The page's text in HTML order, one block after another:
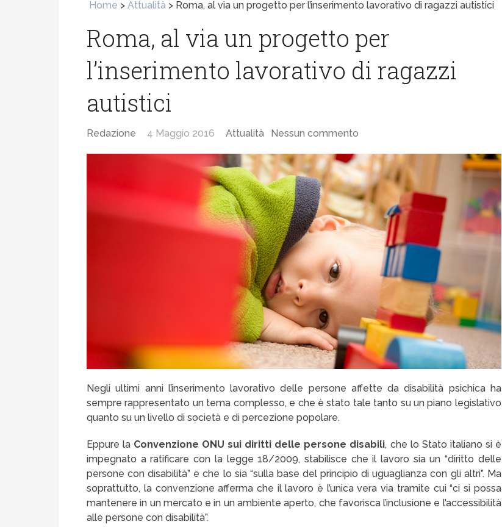
Home >Attualità > Roma, al via un progetto per l’inserimento lavorativo di ragazzi autistici
Roma, al via un progetto per
l’inserimento lavorativo di ragazzi
autistici
Redazione 4 Maggio 2016 Attualità Nessun commento
Negli ultimi anni l’inserimento lavorativo delle persone affette da disabilità psichica ha
sempre rappresentato un tema complesso, e che è stato tale tanto su un piano legislativo
quanto su un livello di società e di percezione popolare.
Eppure la Convenzione ONU sui diritti delle persone disabili, che lo Stato italiano si è
impegnato a ratificare con la legge 18/2009, stabilisce che il lavoro sia un “diritto delle
persone con disabilità” e che lo sia “sulla base del principio di uguaglianza con gli altri”. Ma
soprattutto, la convenzione afferma che il lavoro è l’unica vera via tramite cui “ci si possa
mantenere in un mercato e in un ambiente aperto, che favorisca l’inclusione e l’accessibilità
alle persone con disabilità”.